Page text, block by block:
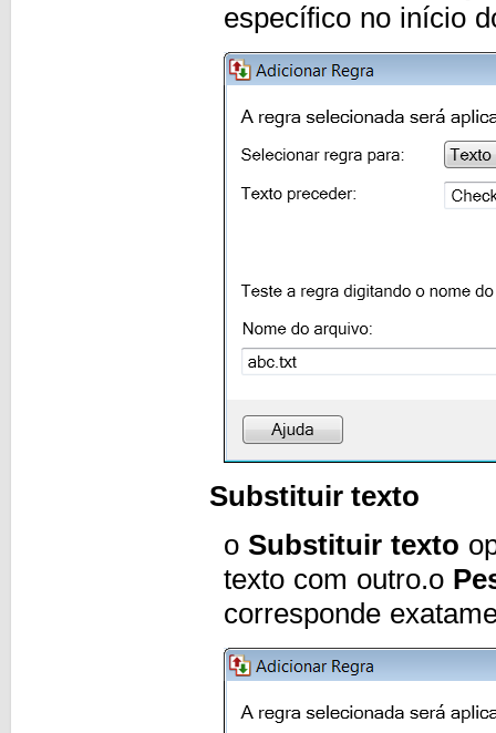
específico no início
Substituir texto
o Substituir texto
texto com outro.o
corresponde